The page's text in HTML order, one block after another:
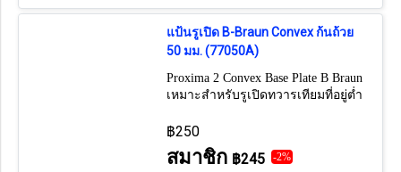
แป้นรูเปิด B-Braun Convex ก้นถ้วย
50 มม. (77050A)
Proxima 2 Convex Base Plate B Braun
เหมาะสำหรับรูเปิดทวารเทียมที่อยู่ต่ำ
มี 5 แผ่น)
฿250
สมาชิก ฿245 -2%